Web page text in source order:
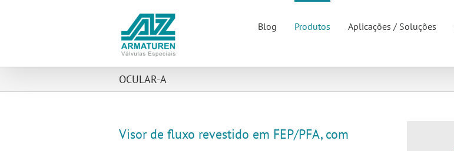
Blog Produtos Aplicações / Soluções
OCULAR-A
Visor de fluxo revestido em FEP/PFA, com